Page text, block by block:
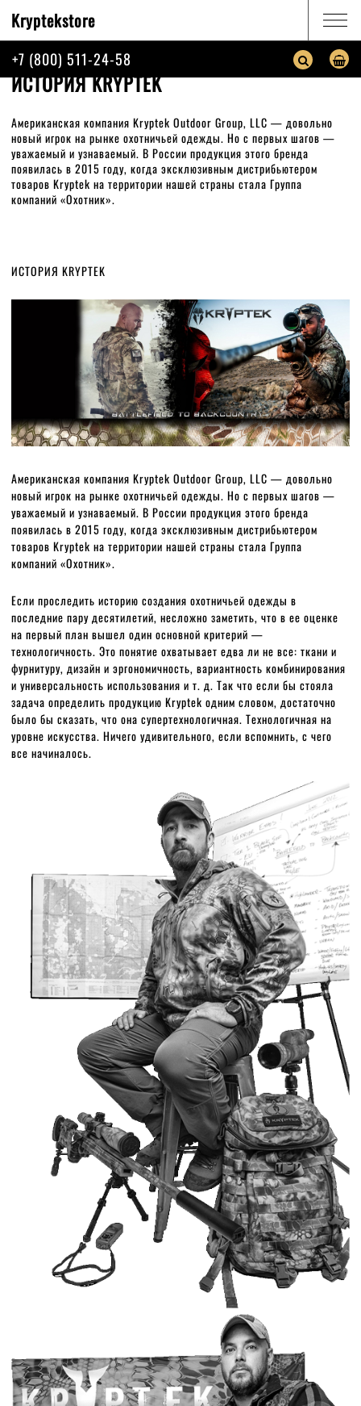
Kryptekstore
+7 (800) 511-24-58
КАТАЛОГ
КОРЗИНА
ПОИСК
ИНФОРМАЦИЯ
О КОМПАНИИ
+7 (800) 511-24-58
пн.-пт. с 10:00 до 18:00
ЗАКАЗАТЬ ЗВОНОК НАПИСАТЬ НАМ
ГЛАВНАЯ НОВОСТИ ИСТОРИЯ KRYPTEK
ИСТОРИЯ KRYPTEK
Американская компания Kryptek Outdoor Group, LLC — довольно
новый игрок на рынке охотничьей одежды. Но с первых шагов —
уважаемый и узнаваемый. В России продукция этого бренда
появилась в 2015 году, когда эксклюзивным дистрибьютером
товаров Kryptek на территории нашей страны стала Группа
компаний «Охотник».
ИСТОРИЯ KRYPTEK
Американская компания Kryptek Outdoor Group, LLC — довольно
новый игрок на рынке охотничьей одежды. Но с первых шагов —
уважаемый и узнаваемый. В России продукция этого бренда
появилась в 2015 году, когда эксклюзивным дистрибьютером
товаров Kryptek на территории нашей страны стала Группа
компаний «Охотник».
Если проследить историю создания охотничьей одежды в
последние пару десятилетий, несложно заметить, что в ее оценке
на первый план вышел один основной критерий —
технологичность. Это понятие охватывает едва ли не все: ткани и
фурнитуру, дизайн и эргономичность, вариантность комбинирования
и универсальность использования и т. д. Так что если бы стояла
задача определить продукцию Kryptek одним словом, достаточно
было бы сказать, что она супертехнологичная. Технологичная на
уровне искусства. Ничего удивительного, если вспомнить, с чего
все начиналось.